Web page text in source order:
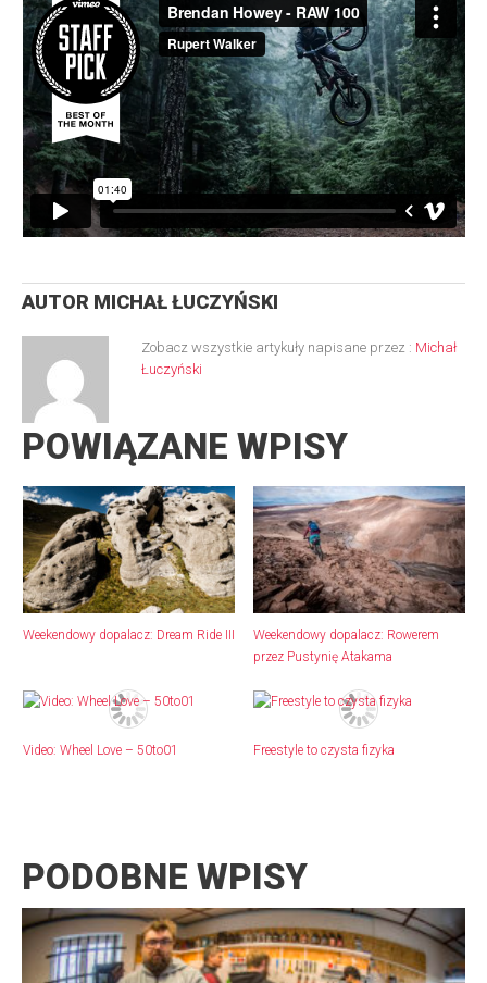
AUTOR MICHAŁ ŁUCZYŃSKI
Zobacz wszystkie artykuły napisane przez : Michał
Łuczyński
POWIĄZANE WPISY
Weekendowy dopalacz: Dream Ride III
Weekendowy dopalacz: Rowerem
przez Pustynię Atakama
Video: Wheel Love – 50to01 Freestyle to czysta fizyka
PODOBNE WPISY